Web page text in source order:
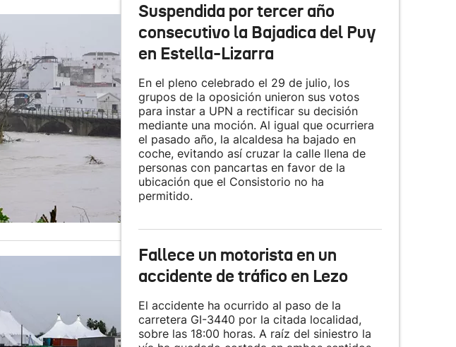
Suspendida por tercer año
consecutivo la Bajadica del Puy
en Estella-Lizarra
En el pleno celebrado el 29 de julio, los
grupos de la oposición unieron sus votos
para instar a UPN a rectificar su decisión
mediante una moción. Al igual que ocurriera
el pasado año, la alcaldesa ha bajado en
coche, evitando así cruzar la calle llena de
personas con pancartas en favor de la
ubicación que el Consistorio no ha
permitido.
Fallece un motorista en un
accidente de tráfico en Lezo
El accidente ha ocurrido al paso de la
carretera GI-3440 por la citada localidad,
sobre las 18:00 horas. A raíz del siniestro la